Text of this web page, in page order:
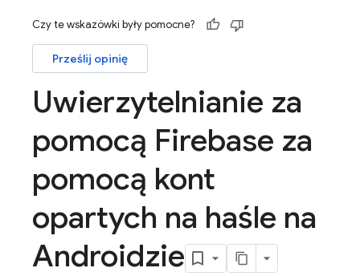
Czy te wskazówki były pomocne?
Prześlij opinię
Uwierzytelnianie za
pomocą Firebase za
pomocą kont
opartych na haśle na
Androidzie